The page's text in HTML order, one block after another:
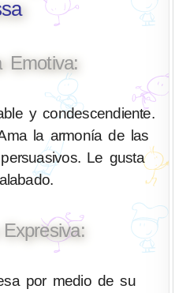
Emotiva:
y condescendiente.
la armonía de las
Le gusta
por medio de su